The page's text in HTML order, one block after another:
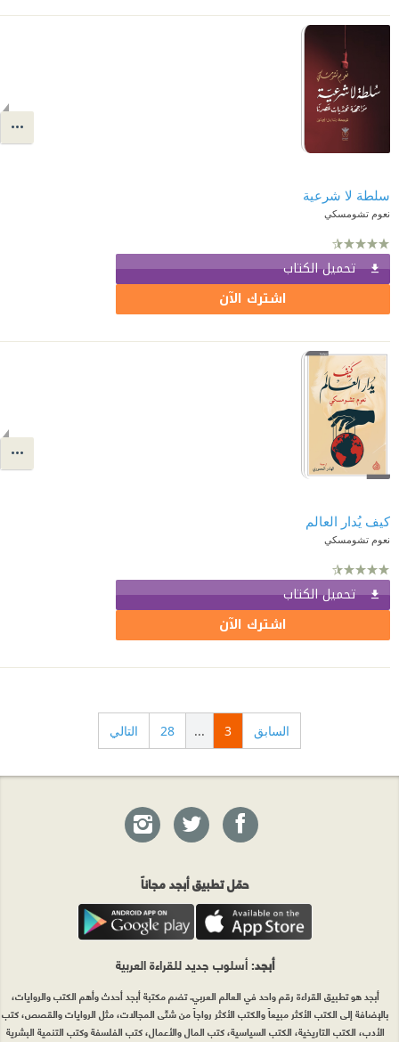
سلطة لا شرعية
نعوم تشومسكي
تحميل الكتاب
اشترك الآن
كيف يُدار العالم
نعوم تشومسكي
تحميل الكتاب
اشترك الآن
السابق 3
...
28 التالي
حمّل تطبيق أبجد مجاناً
أبجد: أسلوب جديد للقراءة العربية
أبجد هو تطبيق القراءة رقم واحد في العالم العربي. تضم مكتبة أبجد أحدث وأهم الكتب والروايات،
بالإضافة إلى الكتب الأكثر مبيعاً والكتب الأكثر رواجاً من شتّى المجالات، مثل الروايات والقصص، كتب
الأدب، الكتب التاريخية، الكتب السياسية، كتب المال والأعمال، كتب الفلسفة وكتب التنمية البشرية